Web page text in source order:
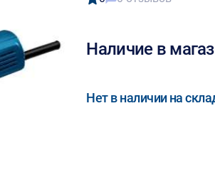
Наличие в
Нет в наличии на